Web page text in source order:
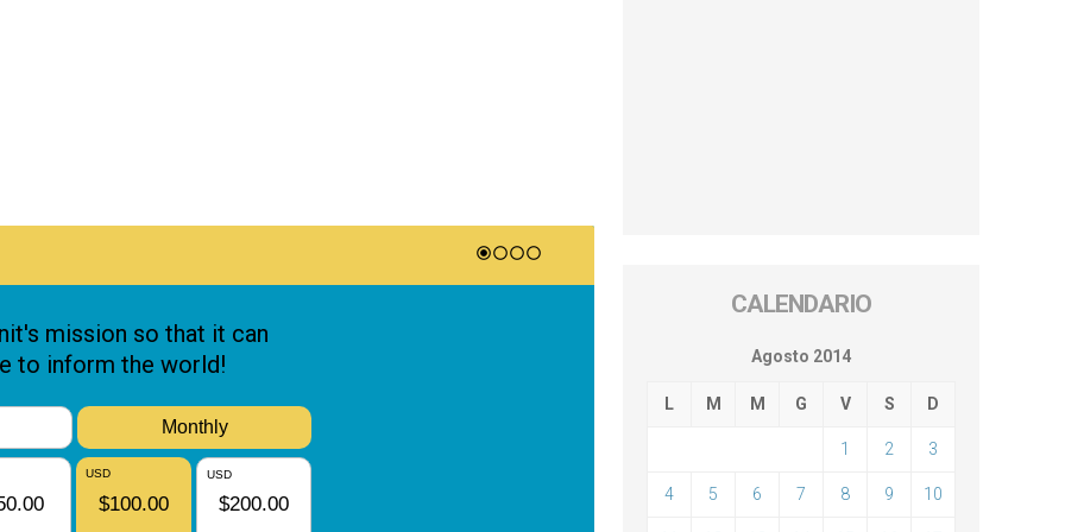
CALENDARIO
Agosto 2014
L M M G V S D
1 2 3
4 5 6 7 8 9 10